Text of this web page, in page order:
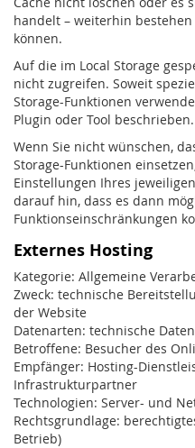
handelt – weiterhin
können.
Auf die im Local Storage
nicht zugreifen. Soweit
Storage-Funktionen
Plugin oder Tool beschrieben.
Wenn Sie nicht wünschen,
Storage-Funktionen
Einstellungen Ihres
darauf hin, dass es dann
Funktionseinschränkungen
Externes Hosting
Kategorie: Allgemeine
Zweck: technische
der Website
Datenarten: technische
Betroffene: Besucher des
Empfänger: Hosting-
Infrastrukturpartner
Technologien: Server- und
Rechtsgrundlage:
Betrieb)